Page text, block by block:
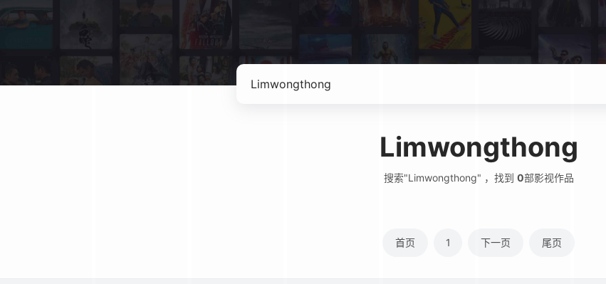
Limwongthong
搜索"Limwongthong" ，找到 0部影视作品
首页 1 下一页 尾页